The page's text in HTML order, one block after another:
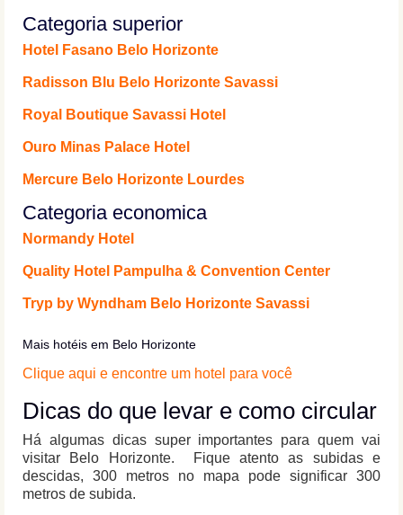
Categoria superior
Hotel Fasano Belo Horizonte
Radisson Blu Belo Horizonte Savassi
Royal Boutique Savassi Hotel
Ouro Minas Palace Hotel
Mercure Belo Horizonte Lourdes
Categoria economica
Normandy Hotel
Quality Hotel Pampulha & Convention Center
Tryp by Wyndham Belo Horizonte Savassi
Mais hotéis em Belo Horizonte
Clique aqui e encontre um hotel para você
Dicas do que levar e como circular
Há algumas dicas super importantes para quem vai
visitar Belo Horizonte. Fique atento as subidas e
descidas, 300 metros no mapa pode significar 300
metros de subida.